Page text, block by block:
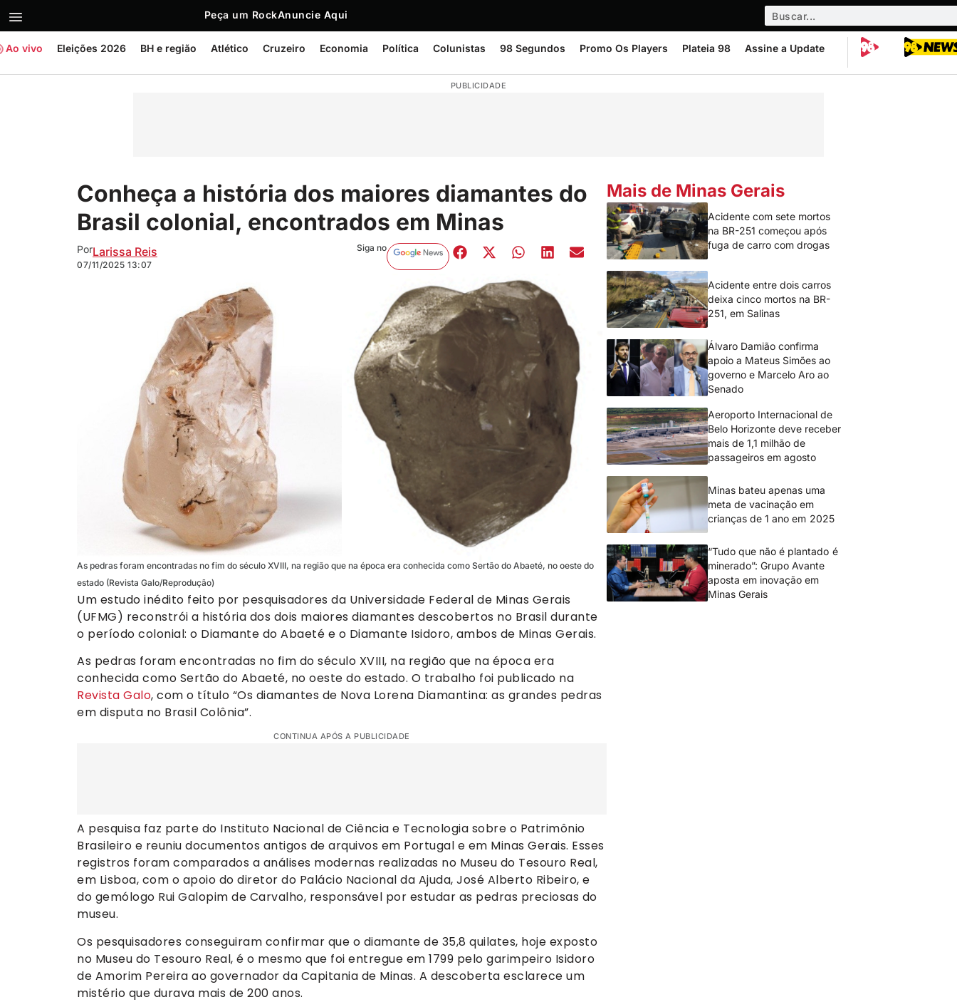
Peça um RockAnuncie Aqui
Ao vivo Eleições 2026 BH e região Atlético Cruzeiro Economia Política Colunistas 98 Segundos Promo Os Players Plateia 98 Assine a Update
PUBLICIDADE
Conheça a história dos maiores diamantes do
Brasil colonial, encontrados em Minas
PorLarissa Reis
07/11/2025 13:07
Siga no
As pedras foram encontradas no fim do século XVIII, na região que na época era conhecida como Sertão do Abaeté, no oeste do
estado (Revista Galo/Reprodução)
Um estudo inédito feito por pesquisadores da Universidade Federal de Minas Gerais
(UFMG) reconstrói a história dos dois maiores diamantes descobertos no Brasil durante
o período colonial: o Diamante do Abaeté e o Diamante Isidoro, ambos de Minas Gerais.
As pedras foram encontradas no fim do século XVIII, na região que na época era
conhecida como Sertão do Abaeté, no oeste do estado. O trabalho foi publicado na
Revista Galo, com o título “Os diamantes de Nova Lorena Diamantina: as grandes pedras
em disputa no Brasil Colônia”.
CONTINUA APÓS A PUBLICIDADE
A pesquisa faz parte do Instituto Nacional de Ciência e Tecnologia sobre o Patrimônio
Brasileiro e reuniu documentos antigos de arquivos em Portugal e em Minas Gerais. Esses
registros foram comparados a análises modernas realizadas no Museu do Tesouro Real,
em Lisboa, com o apoio do diretor do Palácio Nacional da Ajuda, José Alberto Ribeiro, e
do gemólogo Rui Galopim de Carvalho, responsável por estudar as pedras preciosas do
museu.
Os pesquisadores conseguiram confirmar que o diamante de 35,8 quilates, hoje exposto
no Museu do Tesouro Real, é o mesmo que foi entregue em 1799 pelo garimpeiro Isidoro
de Amorim Pereira ao governador da Capitania de Minas. A descoberta esclarece um
mistério que durava mais de 200 anos.
Mais de Minas Gerais
Acidente com sete mortos
na BR-251 começou após
fuga de carro com drogas
Acidente entre dois carros
deixa cinco mortos na BR-
251, em Salinas
Álvaro Damião confirma
apoio a Mateus Simões ao
governo e Marcelo Aro ao
Senado
Aeroporto Internacional de
Belo Horizonte deve receber
mais de 1,1 milhão de
passageiros em agosto
Minas bateu apenas uma
meta de vacinação em
crianças de 1 ano em 2025
“Tudo que não é plantado é
minerado”: Grupo Avante
aposta em inovação em
Minas Gerais